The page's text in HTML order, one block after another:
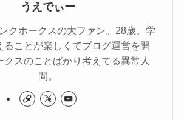
うえでぃー
クホークスの大ファン。28歳。学
ることが楽しくてブログ運営を開
クスのことばかり考えてる異常人
間。